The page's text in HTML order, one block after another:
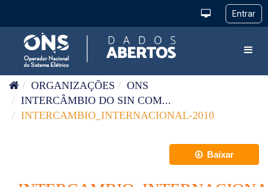
ORGANIZAÇÕES
ONS
INTERCÂMBIO DO SIN COM...
INTERCAMBIO_INTERNACIONAL-2010
Baixar